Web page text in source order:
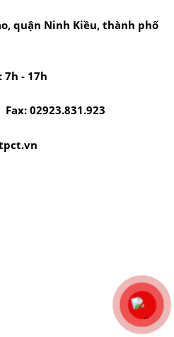
quận Ninh Kiều, thành phố
7h - 17h
02923.831.923